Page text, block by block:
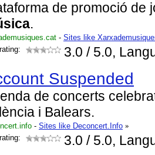
de promoció de
.
- Sites like
3.0 / 5.0,
Suspended
de concerts
i Balears.
- Sites like Deconcert.Info »
3.0 / 5.0,